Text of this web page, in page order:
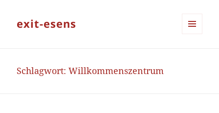
exit-esens
Schlagwort:Willkommenszentrum